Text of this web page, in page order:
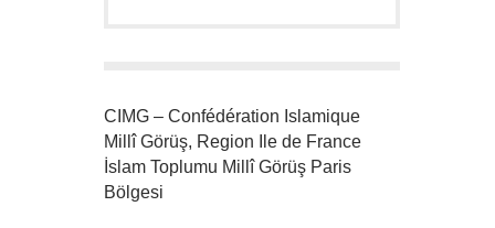
CIMG – Confédération Islamique
Millî Görüş, Region Ile de France
İslam Toplumu Millî Görüş Paris
Bölgesi